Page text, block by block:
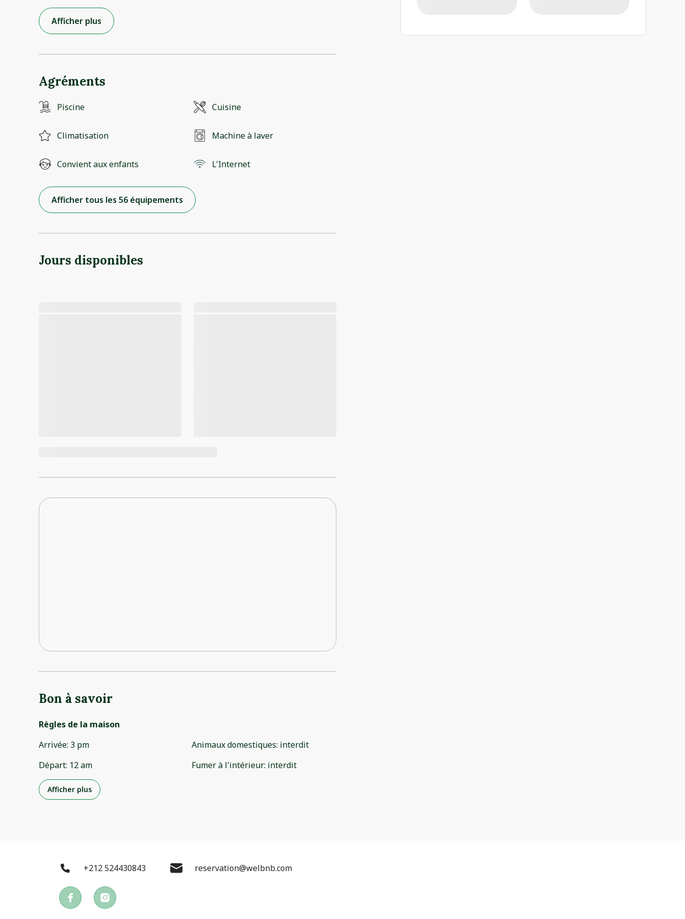
Afficher plus
Agréments
Piscine Cuisine
Climatisation Machine à laver
Convient aux enfants L'Internet
Afficher tous les 56 équipements
Jours disponibles
Bon à savoir
Règles de la maison
Arrivée: 3 pm
Départ: 12 am
Animaux domestiques: interdit
Fumer à l'intérieur: interdit
Afficher plus
+212 524430843 reservation@welbnb.com